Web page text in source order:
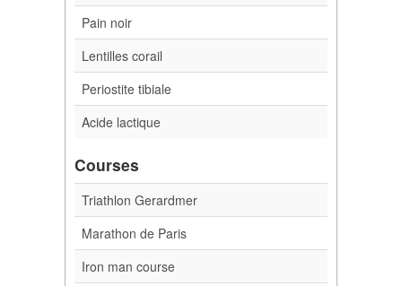
Pain noir
Lentilles corail
Periostite tibiale
Acide lactique
Courses
Triathlon Gerardmer
Marathon de Paris
Iron man course